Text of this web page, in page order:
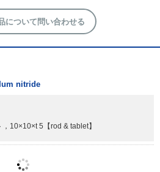
について問い合わせる
nitride
，10×10×t 5 【rod & tablet】